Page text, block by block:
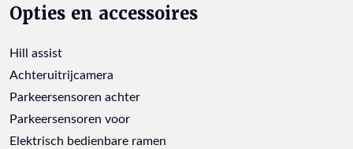
Opties en accessoires
Hill assist
Achteruitrijcamera
Parkeersensoren achter
Parkeersensoren voor
Elektrisch bedienbare ramen